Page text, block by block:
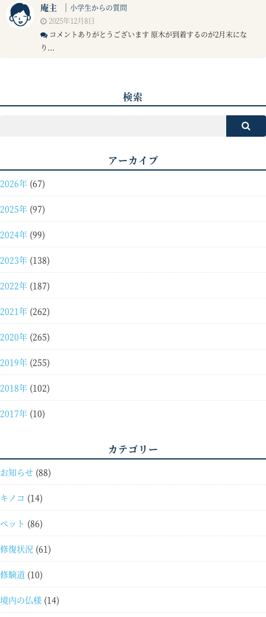
庵主 ｜ 小学生からの質問
2025年12月8日
コメントありがとうございます 原木が到着するのが2月末にな
り...
検索
アーカイブ
2026年 (67)
2025年 (97)
2024年 (99)
2023年 (138)
2022年 (187)
2021年 (262)
2020年 (265)
2019年 (255)
2018年 (102)
2017年 (10)
カテゴリー
お知らせ (88)
キノコ (14)
ペット (86)
修復状況 (61)
修験道 (10)
境内の仏様 (14)